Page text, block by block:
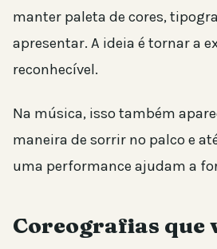
manter paleta de cores,
apresentar. A ideia é tornar a
reconhecível.
Na música, isso também
maneira de sorrir no palco e
uma performance ajudam a
Coreografias que